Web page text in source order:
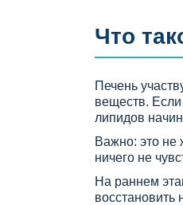
Что
Печень
веществ. Если
липидов
Важно: это не
ничего не
На раннем
восстановить